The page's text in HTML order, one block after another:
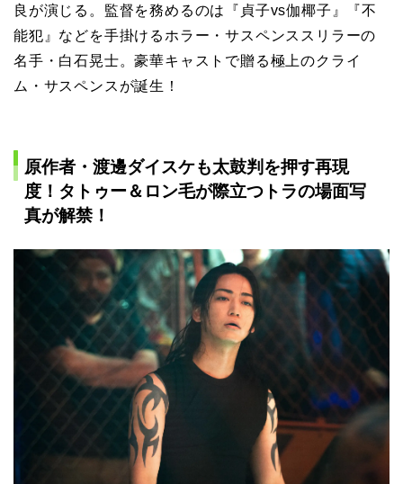
良が演じる。監督を務めるのは『貞子vs伽椰子』『不
能犯』などを手掛けるホラー・サスペンススリラーの
名手・⽩⽯晃⼠。豪華キャストで贈る極上のクライ
ム・サスペンスが誕生！
原作者・渡邊ダイスケも太鼓判を押す再現
度！タトゥー＆ロン毛が際立つトラの場面写
真が解禁！